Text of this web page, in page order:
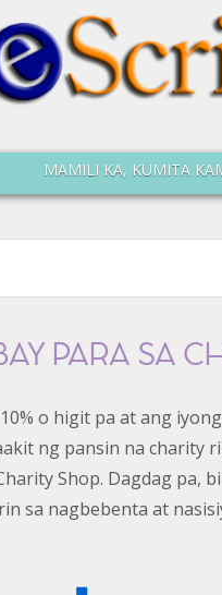
MAMILI KA, KUMITA
PARA SA
o higit pa at ang
ng pansin na charity
Shop. Dagdag pa,
sa nagbebenta at